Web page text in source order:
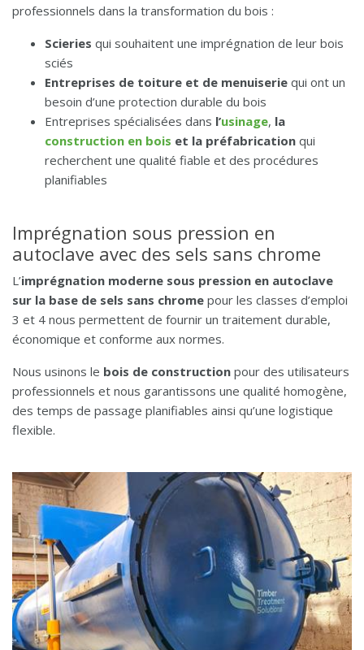
professionnels dans la transformation du bois :
Scieries qui souhaitent une imprégnation de leur bois
sciés
Entreprises de toiture et de menuiserie qui ont un
besoin d’une protection durable du bois
Entreprises spécialisées dans l’usinage, la
construction en bois et la préfabrication qui
recherchent une qualité fiable et des procédures
planifiables
Imprégnation sous pression en
autoclave avec des sels sans chrome
L’imprégnation moderne sous pression en autoclave
sur la base de sels sans chrome pour les classes d’emploi
3 et 4 nous permettent de fournir un traitement durable,
économique et conforme aux normes.
Nous usinons le bois de construction pour des utilisateurs
professionnels et nous garantissons une qualité homogène,
des temps de passage planifiables ainsi qu’une logistique
flexible.